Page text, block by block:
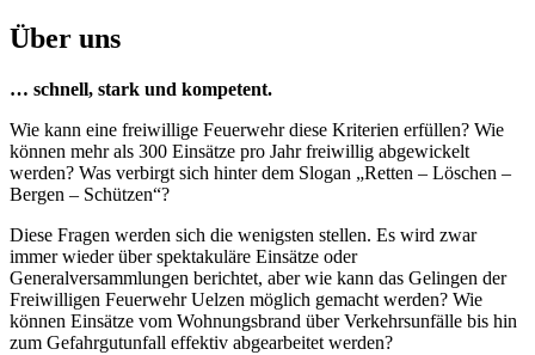
Über uns
… schnell, stark und kompetent.
Wie kann eine freiwillige Feuerwehr diese Kriterien erfüllen? Wie
können mehr als 300 Einsätze pro Jahr freiwillig abgewickelt
werden? Was verbirgt sich hinter dem Slogan „Retten – Löschen –
Bergen – Schützen“?
Diese Fragen werden sich die wenigsten stellen. Es wird zwar
immer wieder über spektakuläre Einsätze oder
Generalversammlungen berichtet, aber wie kann das Gelingen der
Freiwilligen Feuerwehr Uelzen möglich gemacht werden? Wie
können Einsätze vom Wohnungsbrand über Verkehrsunfälle bis hin
zum Gefahrgutunfall effektiv abgearbeitet werden?